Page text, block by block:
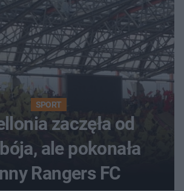
SPORT
zaczęła od
ale pokonała
Rangers FC